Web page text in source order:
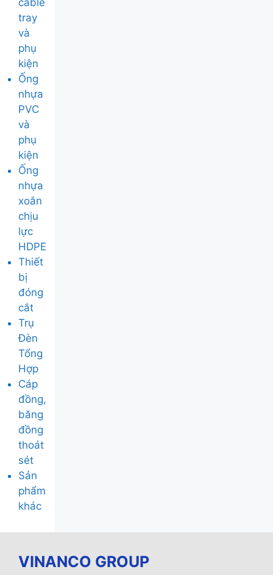
cable
tray
và
phụ
kiện
Ống
nhựa
PVC
và
phụ
kiện
Ống
nhựa
xoắn
chịu
lực
HDPE
Thiết
bị
đóng
cắt
Trụ
Đèn
Tổng
Hợp
Cáp
đồng,
băng
đồng
thoát
sét
Sản
phẩm
khác
VINANCO GROUP